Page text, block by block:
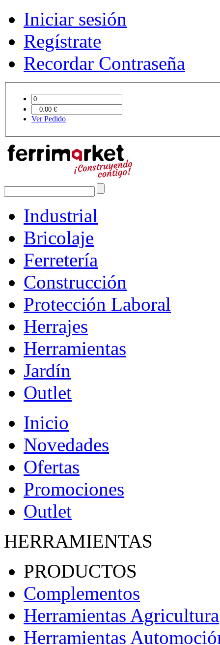
Iniciar sesión
Regístrate
Recordar Contraseña
Ver Pedido
Industrial
Bricolaje
Ferretería
Construcción
Protección Laboral
Herrajes
Herramientas
Jardín
Outlet
Inicio
Novedades
Ofertas
Promociones
Outlet
HERRAMIENTAS
PRODUCTOS
Complementos
Herramientas Agricultura
Herramientas